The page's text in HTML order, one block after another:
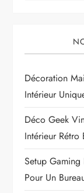
Décoration
Intérieur
Déco Geek
Intérieur Rétro
Setup
Pour Un